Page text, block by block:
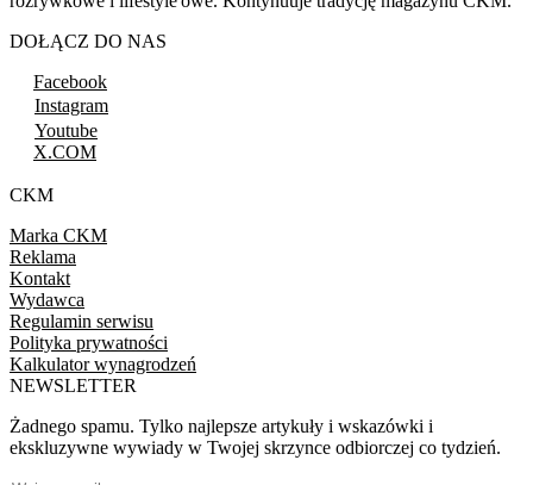
DOŁĄCZ DO NAS
Facebook
Instagram
Youtube
X.COM
CKM
Marka CKM
Reklama
Kontakt
Wydawca
Regulamin serwisu
Polityka prywatności
Kalkulator wynagrodzeń
NEWSLETTER
Żadnego spamu. Tylko najlepsze artykuły i wskazówki i
ekskluzywne wywiady w Twojej skrzynce odbiorczej co tydzień.